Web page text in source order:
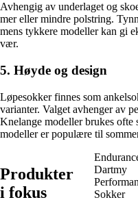
Avhengig av underlaget og
mer eller mindre polstring.
mens tykkere modeller kan gi
vær.
5. Høyde og design
Løpesokker finnes som
varianter. Valget avhenger av
Knelange modeller brukes ofte
modeller er populære til
Produkter
i fokus
Dartmy
Sokker